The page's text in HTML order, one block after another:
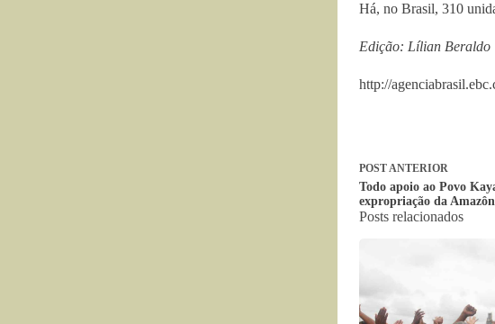
Há, no Brasil, 310
Edição: Lílian Beraldo
http://
POSTANTERIOR
Todo apoio ao Povo
expropriação da
Posts relacionados